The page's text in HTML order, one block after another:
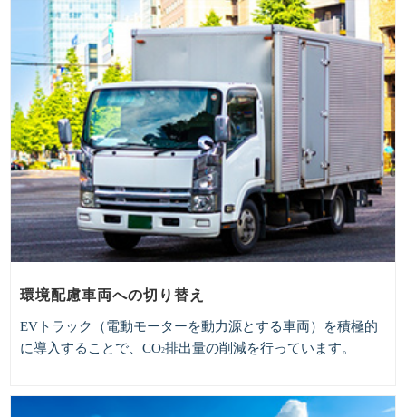
環境配慮車両への切り替え
EVトラック（電動モーターを動力源とする車両）を積極的
に導入することで、CO2排出量の削減を行っています。